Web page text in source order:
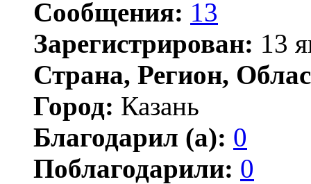
Сообщения: 13
Зарегистрирован: 13
Страна, Регион,
Город: Казань
Благодарил (а): 0
Поблагодарили: 0